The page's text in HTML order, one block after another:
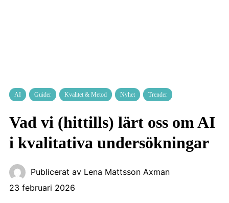
AI Guider Kvalitet & Metod Nyhet Trender
Vad vi (hittills) lärt oss om AI
i kvalitativa undersökningar
Publicerat av Lena Mattsson Axman
23 februari 2026